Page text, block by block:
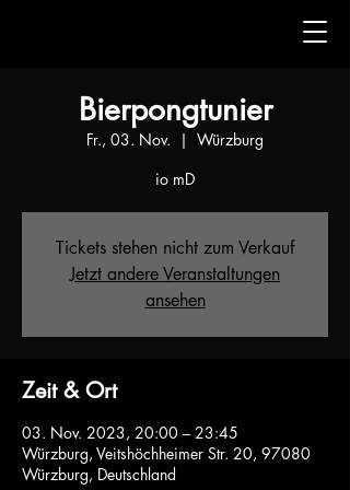
Bierpongtunier
Fr., 03. Nov.
  |
Würzburg
io mD
Tickets stehen nicht zum Verkauf
Jetzt andere Veranstaltungen
ansehen
Zeit & Ort
03. Nov. 2023, 20:00 – 23:45
Würzburg, Veitshöchheimer Str. 20, 97080
Würzburg, Deutschland